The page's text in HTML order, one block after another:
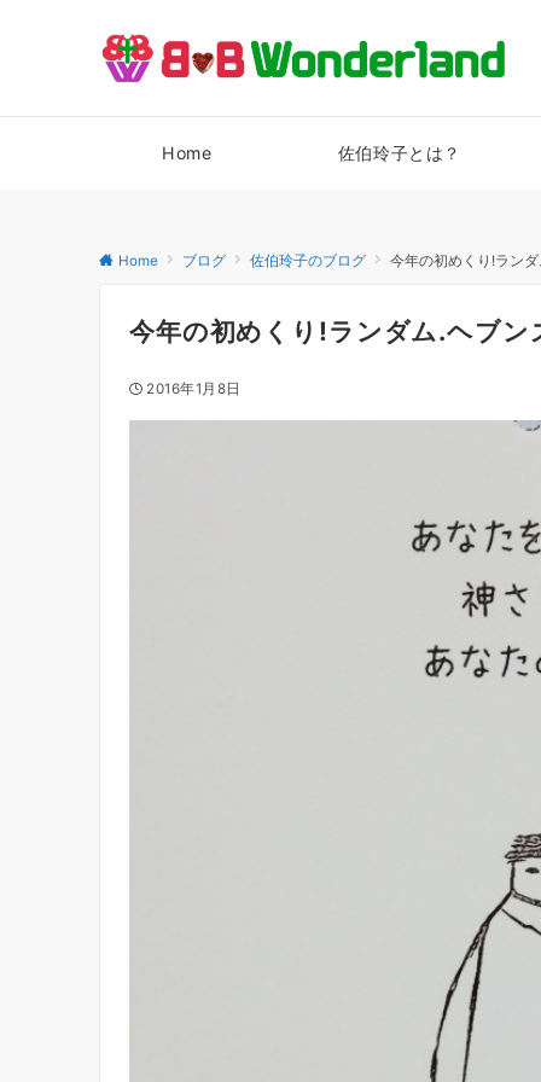
Home 佐伯玲子とは？
Home ブログ 佐伯玲子のブログ 今年の初めくり!ラン
今年の初めくり!ランダム.ヘブ
2016年1月8日